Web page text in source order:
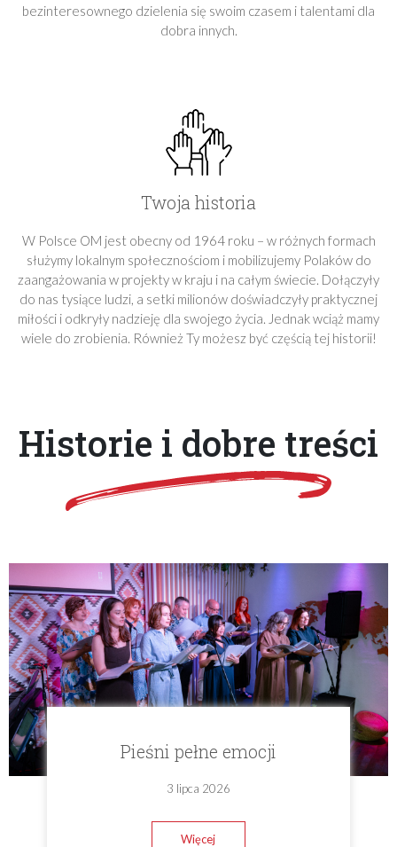
bezinteresownego dzielenia się swoim czasem i talentami dla
dobra innych.
Twoja historia
W Polsce OM jest obecny od 1964 roku – w różnych formach
służymy lokalnym społecznościom i mobilizujemy Polaków do
zaangażowania w projekty w kraju i na całym świecie. Dołączyły
do nas tysiące ludzi, a setki milionów doświadczyły praktycznej
miłości i odkryły nadzieję dla swojego życia. Jednak wciąż mamy
wiele do zrobienia. Również Ty możesz być częścią tej historii!
Historie i dobre treści
Pieśni pełne emocji
3 lipca 2026
Więcej